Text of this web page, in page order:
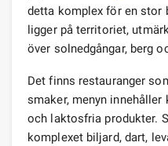
detta komplex för en stor
ligger på territoriet,
över solnedgångar, berg
Det finns restauranger
smaker, menyn
och laktosfria produkter.
komplexet biljard, dart,